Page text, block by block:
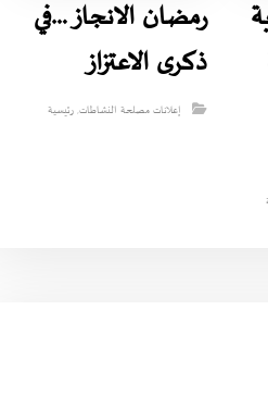
رمضان الانجاز …في
ذكرى الاعتزاز
إعلانات مصلحة النشاطات,رئيسية